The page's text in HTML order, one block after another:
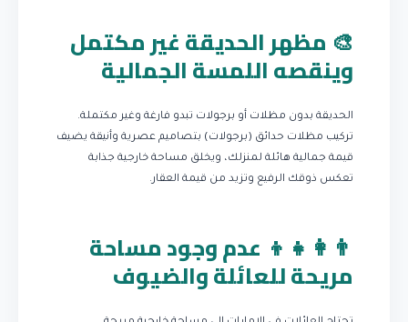
🎨 مظهر الحديقة غير مكتمل
وينقصه اللمسة الجمالية
الحديقة بدون مظلات أو برجولات تبدو فارغة وغير مكتملة.
تركيب مظلات حدائق (برجولات) بتصاميم عصرية وأنيقة يضيف
قيمة جمالية هائلة لمنزلك، ويخلق مساحة خارجية جذابة
تعكس ذوقك الرفيع وتزيد من قيمة العقار.
👨‍👩‍👧‍👦 عدم وجود مساحة
مريحة للعائلة والضيوف